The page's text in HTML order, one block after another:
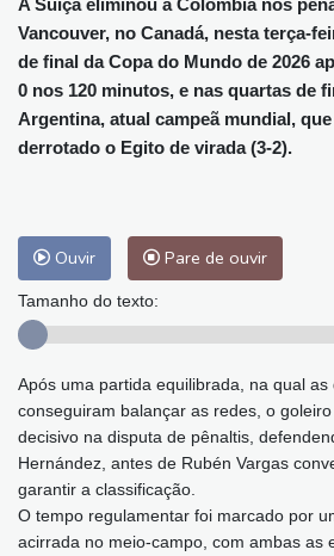
Vancouver, no Canadá, nesta terça-
de final da Copa do Mundo de 2026
0 nos 120 minutos, e nas quartas de
Argentina, atual campeã mundial,
derrotado o Egito de virada (3-2).
Ouvir Pare de ouvir
Tamanho do texto:
Após uma partida equilibrada, na qual
conseguiram balançar as redes, o
decisivo na disputa de pênaltis,
Hernández, antes de Rubén Vargas
garantir a classificação.
O tempo regulamentar foi marcado por
acirrada no meio-campo, com ambas as